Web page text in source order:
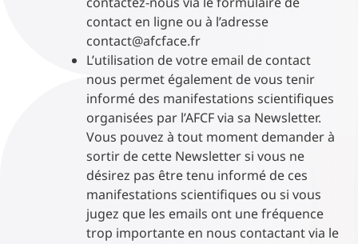
contact en ligne ou à l’adresse
contact@afcface.fr
L’utilisation de votre email de contact
nous permet également de vous tenir
informé des manifestations scientifiques
organisées par l’AFCF via sa Newsletter.
Vous pouvez à tout moment demander à
sortir de cette Newsletter si vous ne
désirez pas être tenu informé de ces
manifestations scientifiques ou si vous
jugez que les emails ont une fréquence
trop importante en nous contactant via le